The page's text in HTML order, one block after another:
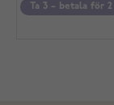
Ta 3 – betala för 2